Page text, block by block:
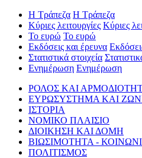
Η Τράπεζα Η Τράπεζα
Κύριες λειτουργίες Κύριες
Το ευρώ Το ευρώ
Εκδόσεις και έρευνα
Στατιστικά στοιχεία
Ενημέρωση Ενημέρωση
ΡΟΛΟΣ ΚΑΙ
ΕΥΡΩΣΥΣΤΗΜΑ ΚΑΙ
ΙΣΤΟΡΙΑ
ΝΟΜΙΚΟ ΠΛΑΙΣΙΟ
ΔΙΟΙΚΗΣΗ ΚΑΙ ΔΟΜΗ
ΒΙΩΣΙΜΟΤΗΤΑ -
ΠΟΛΙΤΙΣΜΟΣ